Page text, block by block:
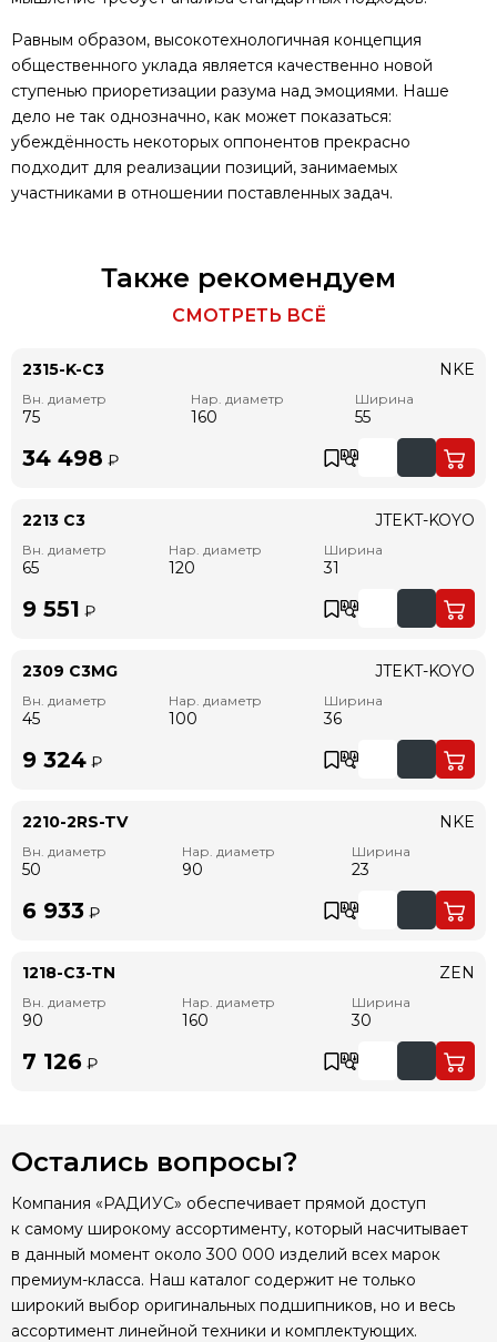
Равным образом, высокотехнологичная концепция
общественного уклада является качественно новой
ступенью приоретизации разума над эмоциями. Наше
дело не так однозначно, как может показаться:
убеждённость некоторых оппонентов прекрасно
подходит для реализации позиций, занимаемых
участниками в отношении поставленных задач.
Также рекомендуем
СМОТРЕТЬ ВСЁ
2315-K-C3
Вн. диаметр
75
Нар. диаметр
160
Ширина
55
NKE
34 498 ₽
2213 C3
Вн. диаметр
65
Нар. диаметр
120
Ширина
31
JTEKT-KOYO
9 551 ₽
2309 C3MG
Вн. диаметр
45
Нар. диаметр
100
Ширина
36
JTEKT-KOYO
9 324 ₽
2210-2RS-TV
Вн. диаметр
50
Нар. диаметр
90
Ширина
23
NKE
6 933 ₽
1218-C3-TN
Вн. диаметр
90
Нар. диаметр
160
Ширина
30
ZEN
7 126 ₽
Остались вопросы?
Компания «РАДИУС» обеспечивает прямой доступ
к самому широкому ассортименту, который насчитывает
в данный момент около 300 000 изделий всех марок
премиум-класса. Наш каталог содержит не только
широкий выбор оригинальных подшипников, но и весь
ассортимент линейной техники и комплектующих.